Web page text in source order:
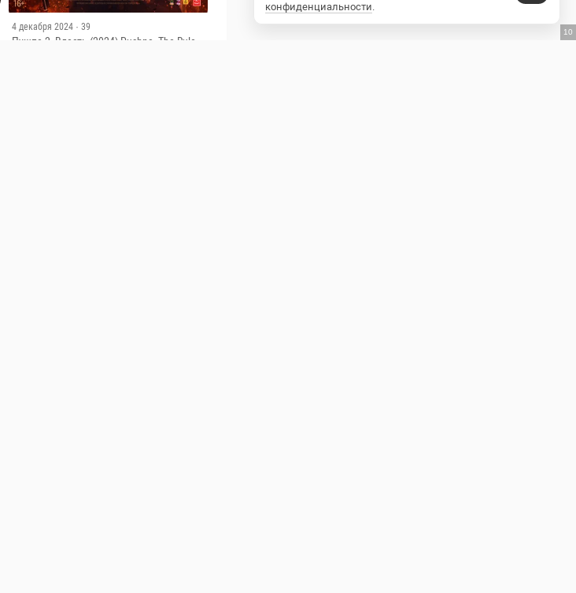
4 декабря 2024 · 39
Пушпа 2: Власть (2024) Pushpa: The Rule
конфиденциальности.
9